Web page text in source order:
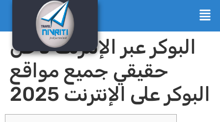
البوكر عبر الإنترنت دخل
حقيقي جميع مواقع
البوكر على الإنترنت 2025